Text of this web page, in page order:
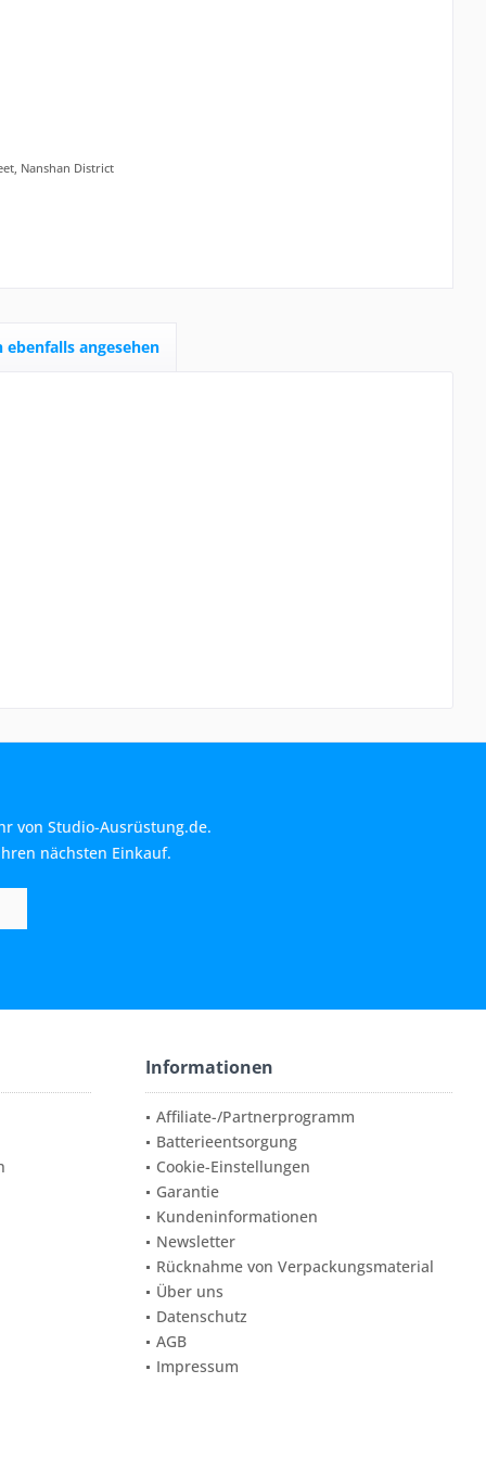
Nanshan District
ebenfalls angesehen
von Studio-Ausrüstung.de.
nächsten Einkauf.
Informationen
Affiliate-/Partnerprogramm
Batterieentsorgung
Cookie-Einstellungen
Garantie
Kundeninformationen
Newsletter
Rücknahme von Verpackungsmaterial
Über uns
Datenschutz
AGB
Impressum